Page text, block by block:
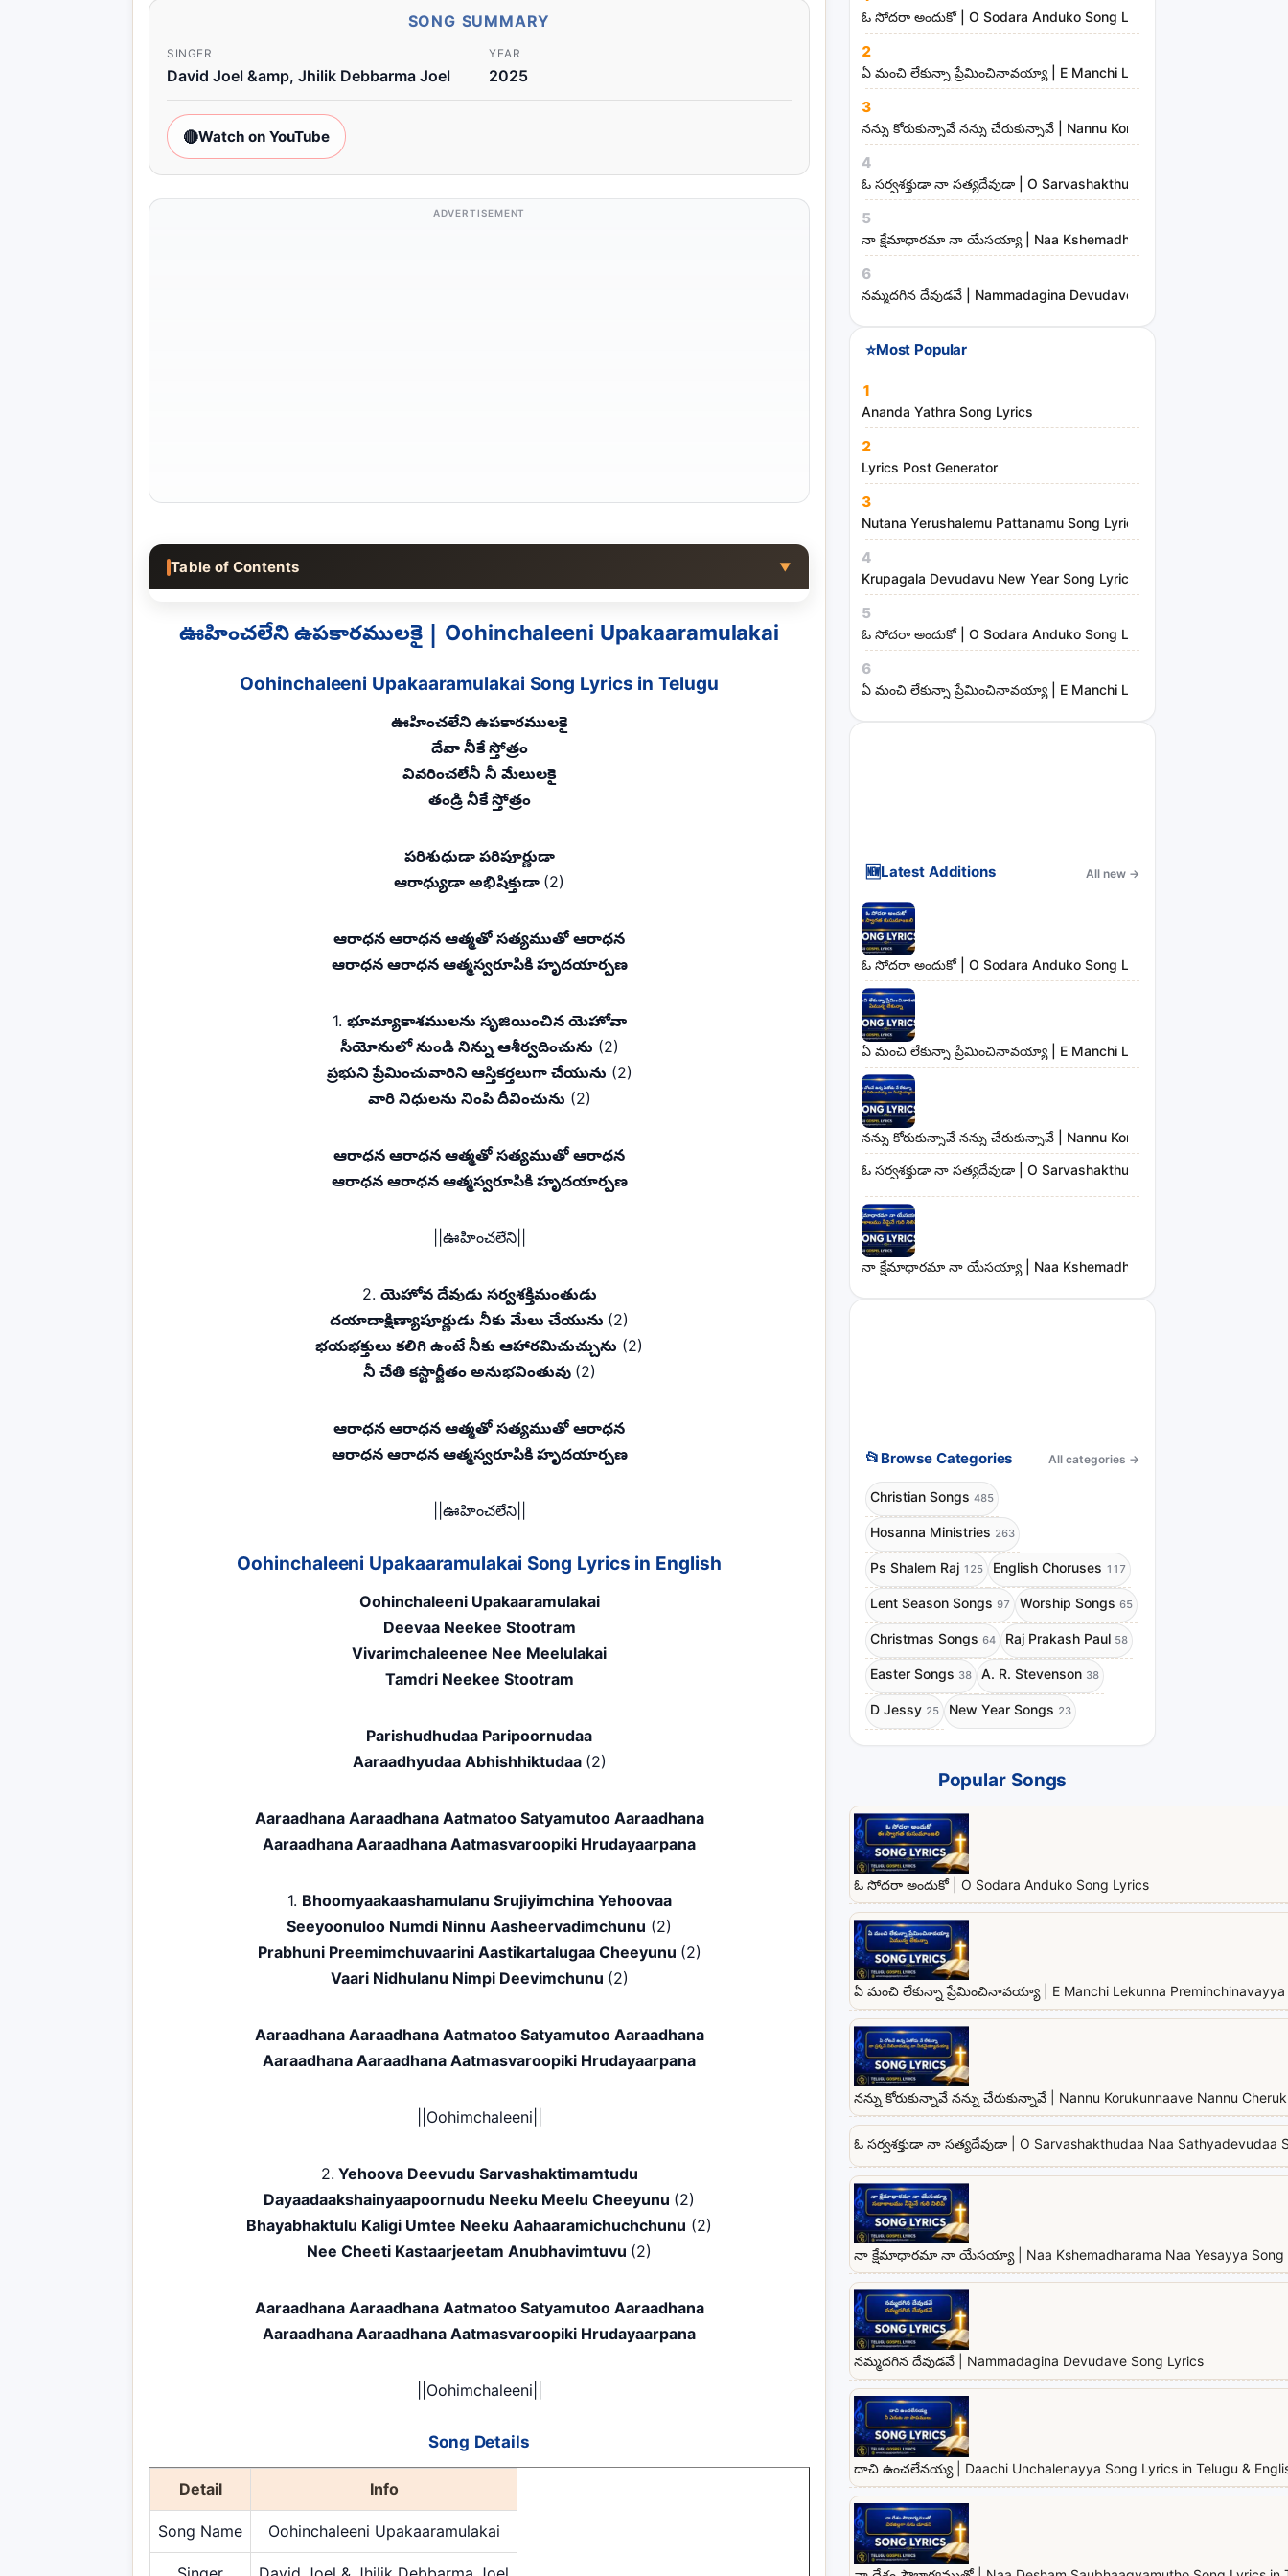
SONG SUMMARY
SINGER
David Joel &amp, Jhilik Debbarma Joel
YEAR
2025
🔴Watch on YouTube
ADVERTISEMENT
Table of Contents ▼
ఊహించలేని ఉపకారములకై | Oohinchaleeni Upakaaramulakai
Oohinchaleeni Upakaaramulakai Song Lyrics in Telugu
ఊహించలేని ఉపకారములకై
దేవా నీకే స్తోత్రం
వివరించలేనీ నీ మేలులకై
తండ్రి నీకే స్తోత్రం
పరిశుధుడా పరిపూర్ణుడా
ఆరాధ్యుడా అభిషిక్తుడా (2)
ఆరాధన ఆరాధన ఆత్మతో సత్యముతో ఆరాధన
ఆరాధన ఆరాధన ఆత్మస్వరూపికి హృదయార్పణ
1. భూమ్యాకాశములను సృజియించిన యెహోవా
సీయోనులో నుండి నిన్ను ఆశీర్వదించును (2)
ప్రభుని ప్రేమించువారిని ఆస్తికర్తలుగా చేయును (2)
వారి నిధులను నింపి దీవించును (2)
ఆరాధన ఆరాధన ఆత్మతో సత్యముతో ఆరాధన
ఆరాధన ఆరాధన ఆత్మస్వరూపికి హృదయార్పణ
||ఊహించలేని||
2. యెహోవ దేవుడు సర్వశక్తిమంతుడు
దయాదాక్షిణ్యాపూర్ణుడు నీకు మేలు చేయును (2)
భయభక్తులు కలిగి ఉంటే నీకు ఆహారమిచుచ్చును (2)
నీ చేతి కస్టార్జీతం అనుభవింతువు (2)
ఆరాధన ఆరాధన ఆత్మతో సత్యముతో ఆరాధన
ఆరాధన ఆరాధన ఆత్మస్వరూపికి హృదయార్పణ
||ఊహించలేని||
Oohinchaleeni Upakaaramulakai Song Lyrics in English
Oohinchaleeni Upakaaramulakai
Deevaa Neekee Stootram
Vivarimchaleenee Nee Meelulakai
Tamdri Neekee Stootram
Parishudhudaa Paripoornudaa
Aaraadhyudaa Abhishhiktudaa (2)
Aaraadhana Aaraadhana Aatmatoo Satyamutoo Aaraadhana
Aaraadhana Aaraadhana Aatmasvaroopiki Hrudayaarpana
1. Bhoomyaakaashamulanu Srujiyimchina Yehoovaa
Seeyoonuloo Numdi Ninnu Aasheervadimchunu (2)
Prabhuni Preemimchuvaarini Aastikartalugaa Cheeyunu (2)
Vaari Nidhulanu Nimpi Deevimchunu (2)
Aaraadhana Aaraadhana Aatmatoo Satyamutoo Aaraadhana
Aaraadhana Aaraadhana Aatmasvaroopiki Hrudayaarpana
||Oohimchaleeni||
2. Yehoova Deevudu Sarvashaktimamtudu
Dayaadaakshainyaapoornudu Neeku Meelu Cheeyunu (2)
Bhayabhaktulu Kaligi Umtee Neeku Aahaaramichuchchunu (2)
Nee Cheeti Kastaarjeetam Anubhavimtuvu (2)
Aaraadhana Aaraadhana Aatmatoo Satyamutoo Aaraadhana
Aaraadhana Aaraadhana Aatmasvaroopiki Hrudayaarpana
||Oohimchaleeni||
Song Details
Detail Info
Song Name Oohinchaleeni Upakaaramulakai
n
d
m
i
n
i
s
t
e
s
ఓ సోదరా అందుకో | O Sodara Anduko Song Lyrics
2
ఏ మంచి లేకున్నా ప్రేమించినావయ్యా | E Manchi Lekunna
3
నన్ను కోరుకున్నావే నన్ను చేరుకున్నావే | Nannu Korukunnaave Nannu
4
ఓ సర్వశక్తుడా నా సత్యదేవుడా | O Sarvashakthudaa Naa Sathyadevudaa
5
నా క్షేమాధారమా నా యేసయ్యా | Naa Kshemadharama Naa Yesayya
6
నమ్మదగిన దేవుడవే | Nammadagina Devudave Song Lyrics
⭐Most Popular
1
Ananda Yathra Song Lyrics
2
Lyrics Post Generator
3
Nutana Yerushalemu Pattanamu Song Lyrics | Hosanna Ministries
4
Krupagala Devudavu New Year Song Lyrics
5
ఓ సోదరా అందుకో | O Sodara Anduko Song Lyrics
6
ఏ మంచి లేకున్నా ప్రేమించినావయ్యా | E Manchi Lekunna
🆕Latest Additions All new →
ఓ సోదరా అందుకో | O Sodara Anduko Song Lyrics
ఏ మంచి లేకున్నా ప్రేమించినావయ్యా | E Manchi Lekunna
నన్ను కోరుకున్నావే నన్ను చేరుకున్నావే | Nannu Korukunnaave Nannu
ఓ సర్వశక్తుడా నా సత్యదేవుడా | O Sarvashakthudaa Naa Sathyadevudaa
నా క్షేమాధారమా నా యేసయ్యా | Naa Kshemadharama Naa Yesayya
📂 Browse Categories All categories →
Christian Songs 485
Hosanna Ministries 263
Ps Shalem Raj 125 English Choruses 117
Lent Season Songs 97 Worship Songs 65
Christmas Songs 64 Raj Prakash Paul 58
Easter Songs 38 A. R. Stevenson 38
D Jessy 25 New Year Songs 23
Popular Songs
ఓ సోదరా అందుకో | O Sodara Anduko Song Lyrics
ఏ మంచి లేకున్నా ప్రేమించినావయ్యా | E Manchi Lekunna Preminchinavayya
నన్ను కోరుకున్నావే నన్ను చేరుకున్నావే | Nannu Korukunnaave Nannu
ఓ సర్వశక్తుడా నా సత్యదేవుడా | O Sarvashakthudaa Naa Sathyadevudaa
నా క్షేమాధారమా నా యేసయ్యా | Naa Kshemadharama Naa Yesayya Song
నమ్మదగిన దేవుడవే | Nammadagina Devudave Song Lyrics
దాచి ఉంచలేనయ్య | Daachi Unchalenayya Song Lyrics in Telugu &